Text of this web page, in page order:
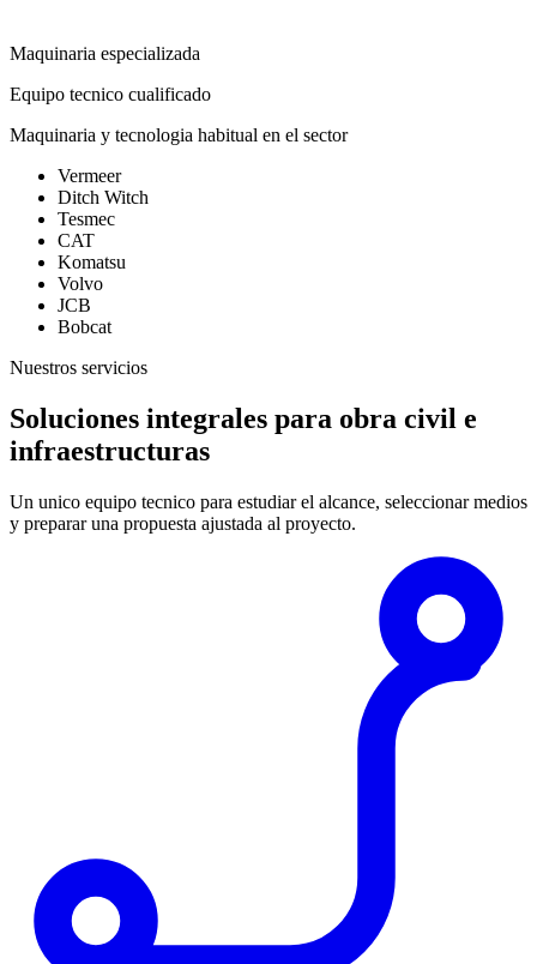
Maquinaria especializada
Equipo tecnico cualificado
Maquinaria y tecnologia habitual en el sector
Vermeer
Ditch Witch
Tesmec
CAT
Komatsu
Volvo
JCB
Bobcat
Nuestros servicios
Soluciones integrales para obra civil e
infraestructuras
Un unico equipo tecnico para estudiar el alcance, seleccionar medios
y preparar una propuesta ajustada al proyecto.